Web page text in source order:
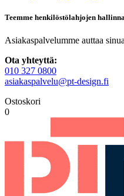
Teemme henkilöstölahjojen
Asiakaspalvelumme auttaa
Ota yhteyttä:
010 327 0800
asiakaspalvelu@pt-design.fi
Ostoskori
0